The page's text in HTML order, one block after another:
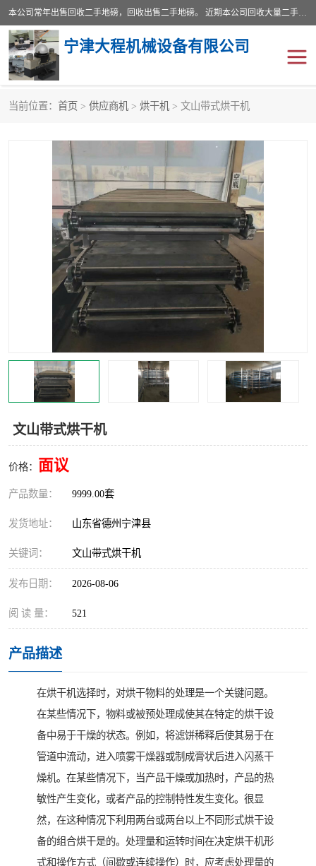
本公司常年出售回收二手地磅，回收出售二手地磅。 近期本公司回收大量二手地磅，型号齐全，宽度从2米到3.5米，长度5米到25米，承重吨位从10到200吨，成色7—9成新。 ? 使用年限6个月至2年，产品来源于个人闲置品，工矿企业停用品，因小换大而来。 精准度和新的一样， 二手地磅是内行人的选择，打个电话就省钱朋友您好等什么
宁津大程机械设备有限公司
当前位置： 首页 > 供应商机 > 烘干机 > 文山带式烘干机
文山带式烘干机
价格： 面议
产品数量： 9999.00套
发货地址： 山东省德州宁津县
关键词： 文山带式烘干机
发布日期： 2026-08-06
阅 读 量： 521
产品描述
在烘干机选择时，对烘干物料的处理是一个关键问题。
在某些情况下，物料或被预处理成使其在特定的烘干设
备中易于干燥的状态。例如，将滤饼稀释后使其易于在
管道中流动，进入喷雾干燥器或制成膏状后进入闪蒸干
燥机。在某些情况下，当产品干燥或加热时，产品的热
敏性产生变化，或者产品的控制特性发生变化。很显
然，在这种情况下利用两台或两台以上不同形式烘干设
备的组合烘干是的。处理量和运转时间在决定烘干机形
式和操作方式（间歇或连续操作）时，应考虑处理量的
地磅传感器 废纸打包机
食品烘干机
装载机电子秤 输送机
半自动输送机 全自动输送机
冷却塔 食品螺旋塔
木材撕碎机
塑料撕碎机 金属撕碎机